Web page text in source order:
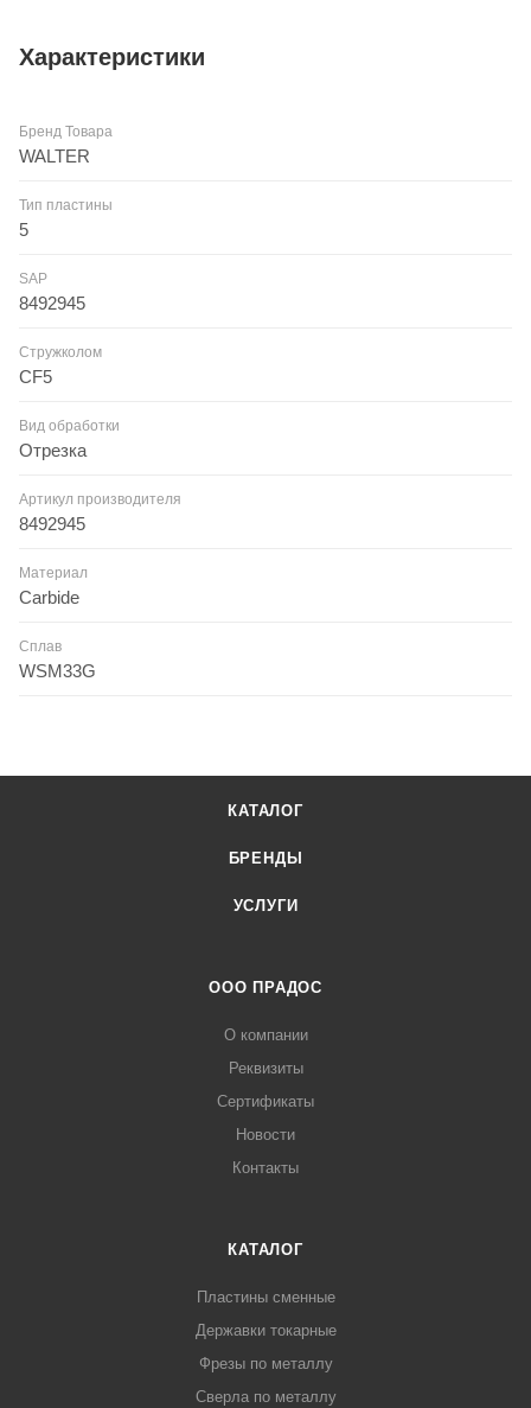
Характеристики
Бренд Товара
WALTER
Тип пластины
5
SAP
8492945
Стружколом
CF5
Вид обработки
Отрезка
Артикул производителя
8492945
Материал
Carbide
Сплав
WSM33G
КАТАЛОГ
БРЕНДЫ
УСЛУГИ
ООО ПРАДОС
О компании
Реквизиты
Сертификаты
Новости
Контакты
КАТАЛОГ
Пластины сменные
Державки токарные
Фрезы по металлу
Сверла по металлу